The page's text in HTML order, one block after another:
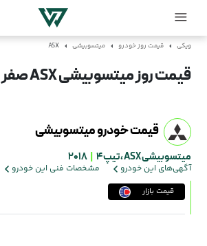
ویکی قیمت روز خودرو میتسوبیشی ASX
قیمت روز میتسوبیشی ASX صفر
قیمت خودرو میتسوبیشی
میتسوبیشی ASX ، تیپ 4 2018
آگهی‌های این خودرو مشخصات فنی این خودرو
قیمت بازار